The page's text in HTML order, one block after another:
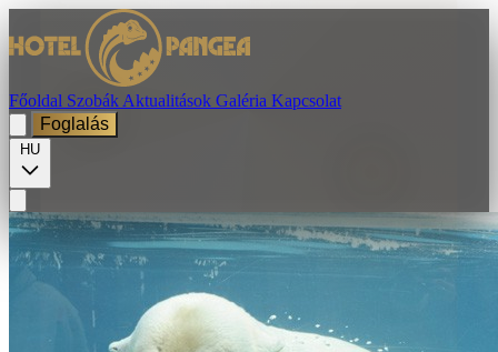
Főoldal Szobák Aktualitások Galéria Kapcsolat
Foglalás
HU